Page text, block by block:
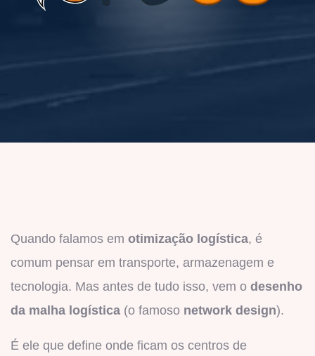
Quando falamos em otimização logística, é
comum pensar em transporte, armazenagem e
tecnologia. Mas antes de tudo isso, vem o desenho
da malha logística (o famoso network design).
É ele que define onde ficam os centros de